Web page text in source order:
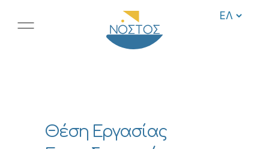
Θέση Εργασίας